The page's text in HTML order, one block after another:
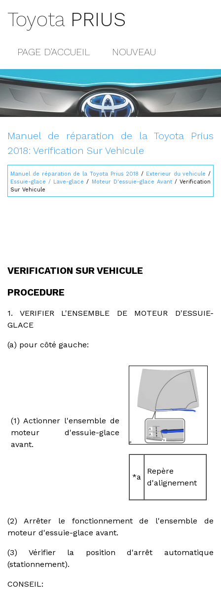
Toyota PRIUS
PAGE D'ACCUEIL NOUVEAU
POPULAIRE
CONTACTS
Manuel de réparation de la Toyota Prius
2018: Verification Sur Vehicule
Manuel de réparation de la Toyota Prius 2018 / Exterieur du vehicule /
Essuie-glace / Lave-glace / Moteur D'essuie-glace Avant/ Verification
Sur Vehicule
VERIFICATION SUR VEHICULE
PROCEDURE
1. VERIFIER L'ENSEMBLE DE MOTEUR D'ESSUIE-
GLACE
(a) pour côté gauche:
(1) Actionner l'ensemble de
moteur d'essuie-glace
avant.
*a
Repère
d'alignement
(2) Arrêter le fonctionnement de l'ensemble de
moteur d'essuie-glace avant.
(3) Vérifier la position d'arrêt automatique
(stationnement).
CONSEIL: